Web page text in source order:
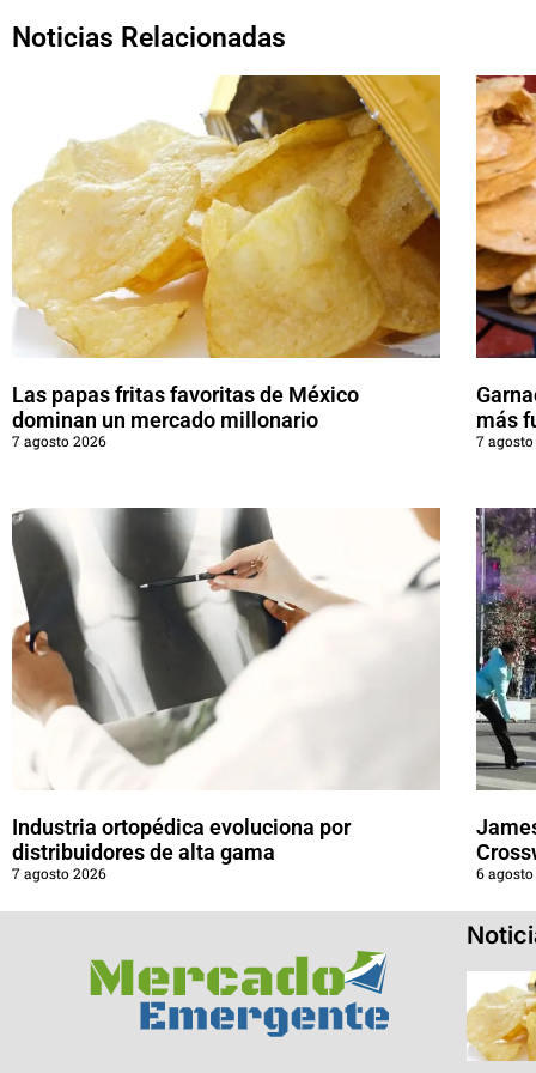
Noticias Relacionadas
Las papas fritas favoritas de México
dominan un mercado millonario
7 agosto 2026
más
7
Industria ortopédica evoluciona por
distribuidores de alta gama
7 agosto 2026 6